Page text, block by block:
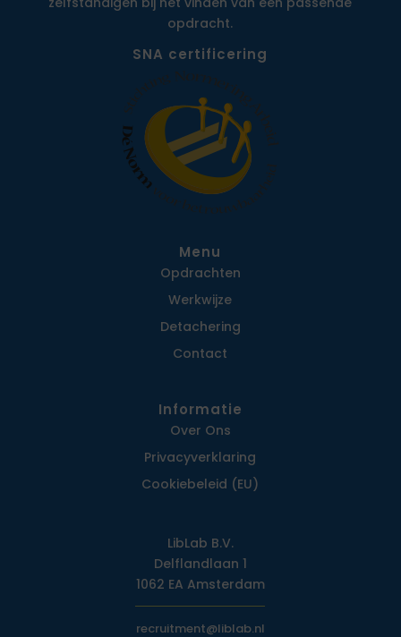
opdracht.
SNA certificering
Menu
Opdrachten
Werkwijze
Detachering
Contact
Informatie
Over Ons
Privacy­verklaring
Cookiebeleid (EU)
LibLab B.V.
Delflandlaan 1
1062 EA Amsterdam
recruitment@liblab.nl